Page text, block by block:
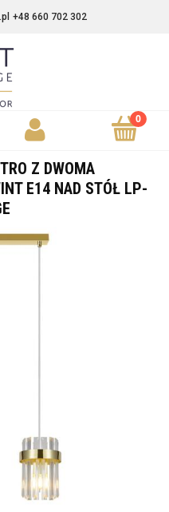
+48 660 702 302
Z DWOMA
E14 NAD STÓŁ LP-